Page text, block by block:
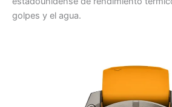
golpes y el agua.